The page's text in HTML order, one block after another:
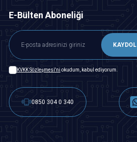
E-Bülten Aboneliği
KAYDOL
KVKK Sözleşmesi'ni okudum, kabul ediyorum.
0850 304 0 340